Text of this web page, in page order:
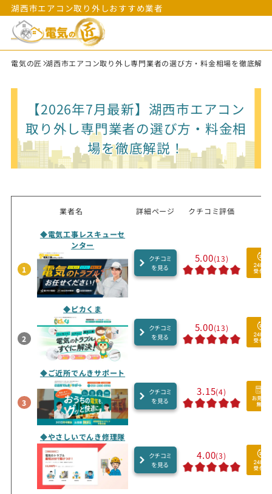
湖西市エアコン取り外しおすすめ業者
電気の匠 湖西市エアコン取り外し専門業者の選び方・料金相場を徹底解説
【2026年7月最新】湖西市エアコン
取り外し専門業者の選び方・料金相
場を徹底解説！
業者名 詳細ページ クチコミ評価
1
◆電気工事レスキューセ
ンター
クチコミ
を見る
5.00(13)
2
◆ピカくま
クチコミ
を見る
5.00(13)
3
◆ご近所でんきサポート
クチコミ
を見る
3.15(4)
◆やさしいでんき修理隊
クチコミ
を見る
4.00(3)